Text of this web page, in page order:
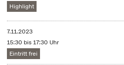
Highlight
7.11.2023
15:30 bis 17:30 Uhr
Eintritt frei